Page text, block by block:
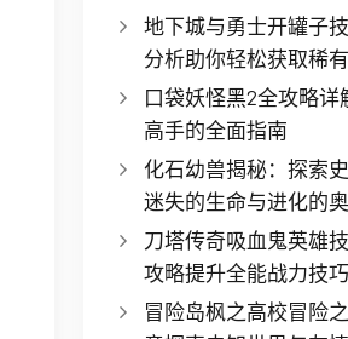
地下城与勇士开罐子
分析助你轻松获取稀
口袋妖怪黑2全攻略详
高手的全面指南
化石幼兽揭秘：探索
迷失的生命与进化的
刀塔传奇吸血鬼英雄
攻略提升全能战力技巧
冒险岛枫之高校冒险